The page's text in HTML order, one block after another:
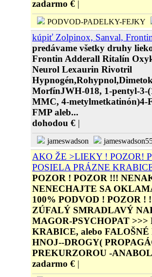
zadarmo € |
PODVOD-PADELKY-FEJKY
kúpiť Zolpinox, Sanval,
predávame všetky druhy
Frontin Adderall Ritalín
Neurol Lexaurin Rivotril
MorfínJWH-018, 1-pentyl-3-
MMC, 4-metylmetkatinón)4-
FMP aleb...
dohodou € |
jameswadson
AKO ŽE >LIEKY ! POZOR!
POSIELA PRÁZNE
POZOR ! POZOR !!!
NENECHAJTE SA
100% PODVOD ! POZOR !
ZÚFALÝ SMRADLAVÝ
MAGOR-PSYCHOPAT
KRABICE, alebo
HNOJ--DROGY(
PREKURZOROU -
zadarmo € |